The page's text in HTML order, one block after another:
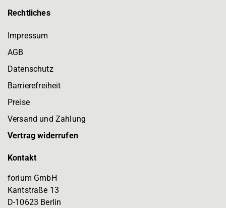
Rechtliches
Impressum
AGB
Datenschutz
Barrierefreiheit
Preise
Versand und Zahlung
Vertrag widerrufen
Kontakt
forium GmbH
Kantstraße 13
D-10623 Berlin